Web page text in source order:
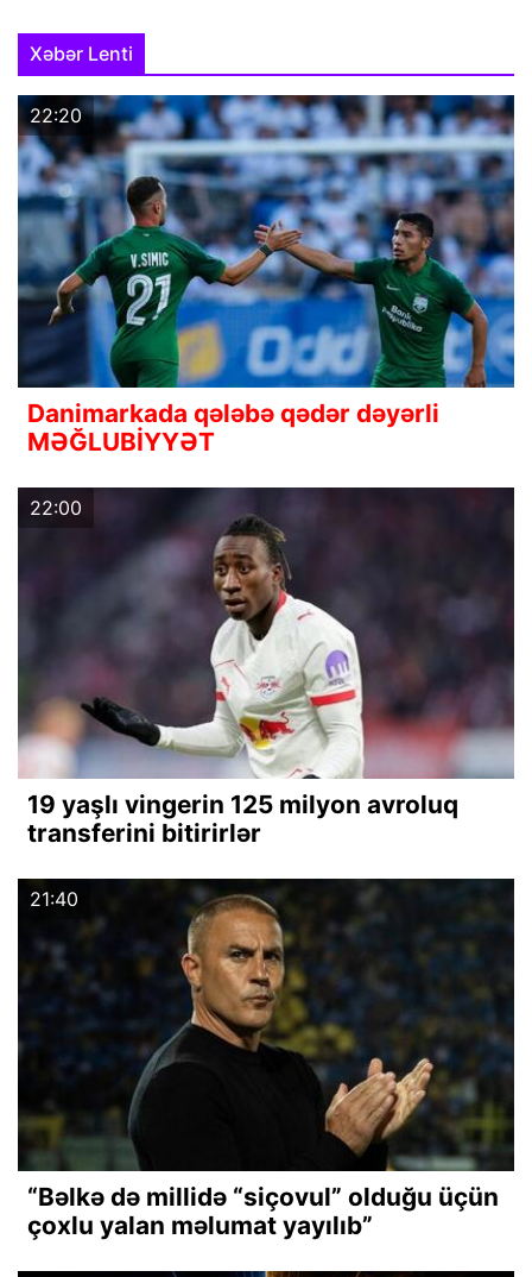
Xəbər Lenti
22:20
Danimarkada qələbə qədər dəyərli
MƏĞLUBİYYƏT
22:00
19 yaşlı vingerin 125 milyon avroluq
transferini bitirirlər
21:40
“Bəlkə də millidə “siçovul” olduğu üçün
çoxlu yalan məlumat yayılıb”